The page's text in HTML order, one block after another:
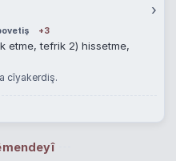
›
+3
etme, tefrik 2) hissetme,
cîyakerdiş.